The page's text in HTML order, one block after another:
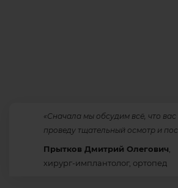
«Сначала мы обсудим всё, что вас
проведу тщательный осмотр и
Прытков Дмитрий Олегович,
хирург-имплантолог, ортопед